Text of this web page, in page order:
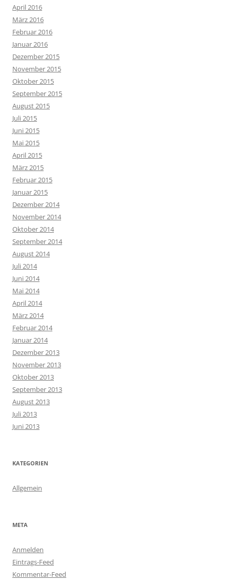
April 2016
März 2016
Februar 2016
Januar 2016
Dezember 2015
November 2015
Oktober 2015
September 2015
August 2015
Juli 2015
Juni 2015
Mai 2015
April 2015
März 2015
Februar 2015
Januar 2015
Dezember 2014
November 2014
Oktober 2014
September 2014
August 2014
Juli 2014
Juni 2014
Mai 2014
April 2014
März 2014
Februar 2014
Januar 2014
Dezember 2013
November 2013
Oktober 2013
September 2013
August 2013
Juli 2013
Juni 2013
KATEGORIEN
Allgemein
META
Anmelden
Eintrags-Feed
Kommentar-Feed